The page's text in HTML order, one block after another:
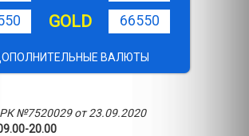
GOLD 66550
ВАЛЮТЫ
№7520029 от 23.09.2020
20.00